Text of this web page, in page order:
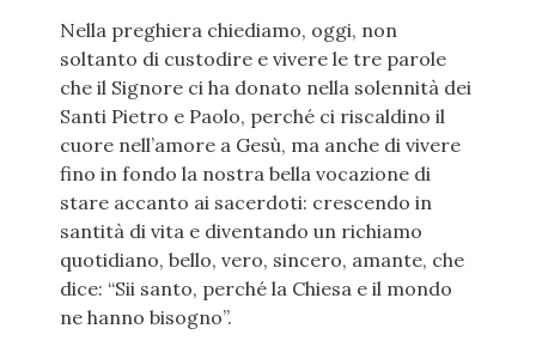
Nella preghiera chiediamo, oggi, non
soltanto di custodire e vivere le tre parole
che il Signore ci ha donato nella solennità dei
Santi Pietro e Paolo, perché ci riscaldino il
cuore nell’amore a Gesù, ma anche di vivere
fino in fondo la nostra bella vocazione di
stare accanto ai sacerdoti: crescendo in
santità di vita e diventando un richiamo
quotidiano, bello, vero, sincero, amante, che
dice: “Sii santo, perché la Chiesa e il mondo
ne hanno bisogno”.